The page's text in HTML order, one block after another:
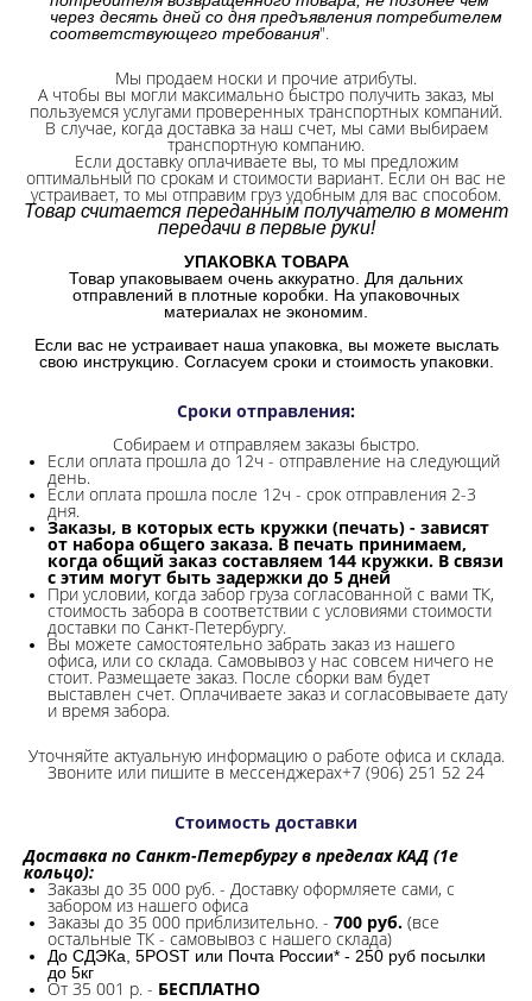
через десять дней со дня предъявления потребителем
соответствующего требования".
Мы продаем носки и прочие атрибуты.
А чтобы вы могли максимально быстро получить заказ, мы
пользуемся услугами проверенных транспортных компаний.
В случае, когда доставка за наш счет, мы сами выбираем
транспортную компанию.
Если доставку оплачиваете вы, то мы предложим
оптимальный по срокам и стоимости вариант. Если он вас не
устраивает, то мы отправим груз удобным для вас способом.
Товар считается переданным получателю в момент
передачи в первые руки!
УПАКОВКА ТОВАРА
Товар упаковываем очень аккуратно. Для дальних
отправлений в плотные коробки. На упаковочных
материалах не экономим.
Если вас не устраивает наша упаковка, вы можете выслать
свою инструкцию. Согласуем сроки и стоимость упаковки.
Сроки отправления:
Собираем и отправляем заказы быстро.
Если оплата прошла до 12ч - отправление на следующий
день.
Если оплата прошла после 12ч - срок отправления 2-3
дня.
Заказы, в которых есть кружки (печать) - зависят
от набора общего заказа. В печать принимаем,
когда общий заказ составляем 144 кружки. В связи
с этим могут быть задержки до 5 дней
При условии, когда забор груза согласованной с вами ТК,
стоимость забора в соответствии с условиями стоимости
доставки по Санкт-Петербургу.
Вы можете самостоятельно забрать заказ из нашего
офиса, или со склада. Самовывоз у нас совсем ничего не
стоит. Размещаете заказ. После сборки вам будет
выставлен счет. Оплачиваете заказ и согласовываете дату
и время забора.
Уточняйте актуальную информацию о работе офиса и склада.
Звоните или пишите в мессенджерах+7 (906) 251 52 24
Стоимость доставки
Доставка по Санкт-Петербургу в пределах КАД (1е
кольцо):
Заказы до 35 000 руб. - Доставку оформляете сами, с
забором из нашего офиса
Заказы до 35 000 приблизительно. - 700 руб. (все
остальные ТК - самовывоз с нашего склада)
До СДЭКа, 5POST или Почта России* - 250 руб посылки
до 5кг
От 35 001 р. - БЕСПЛАТНО